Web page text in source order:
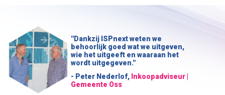
''Dankzij ISPnext weten we
behoorlijk goed wat we uitgeven,
wie het uitgeeft en waaraan het
wordt uitgegeven.''
- Peter Nederlof, Inkoopadviseur |
Gemeente Oss